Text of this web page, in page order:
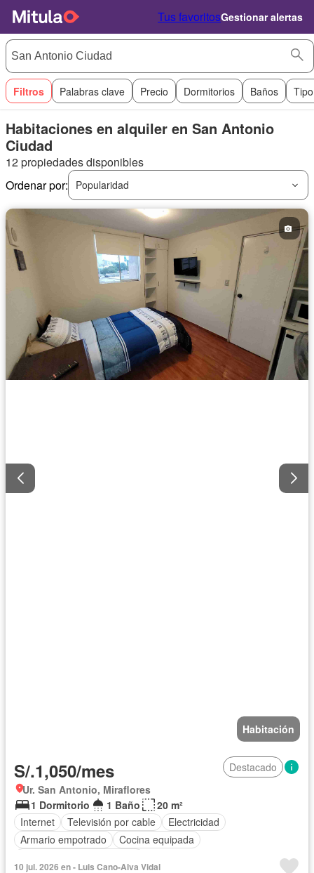
Tus favoritosGestionar alertas
Filtros Palabras clave Precio Dormitorios Baños
Habitaciones en alquiler en San Antonio
Ciudad
12 propiedades disponibles
Ordenar por:
Popularidad
Habitación
S/.1,050/mes
Destacado
Ur. San Antonio, Miraflores
1 Dormitorio
1 Baño
20 m²
Internet
Televisión por cable
Electricidad
Armario empotrado
Cocina equipada
10 jul. 2026 en - Luis Cano-Alva Vidal